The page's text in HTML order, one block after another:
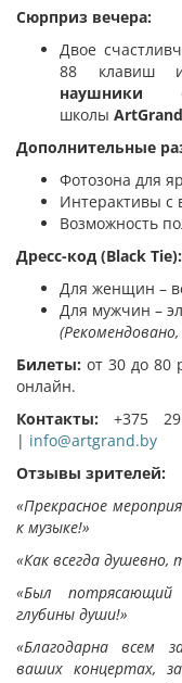
Сюрприз вечера:
Двое
88 клавиш
наушники
школы ArtGrand
Дополнительные
Фотозона для
Интерактивы с
Возможность
Дресс-код (Black Tie):
Для женщин –
Для мужчин –
Билеты: от 30 до 80
онлайн.
Контакты: +375
| info@artgrand.by
Отзывы зрителей:
«Прекрасное
к музыке!»
«Как всегда душевно,
«Был
глубины души!»
«Благодарна всем
ваших концертах,